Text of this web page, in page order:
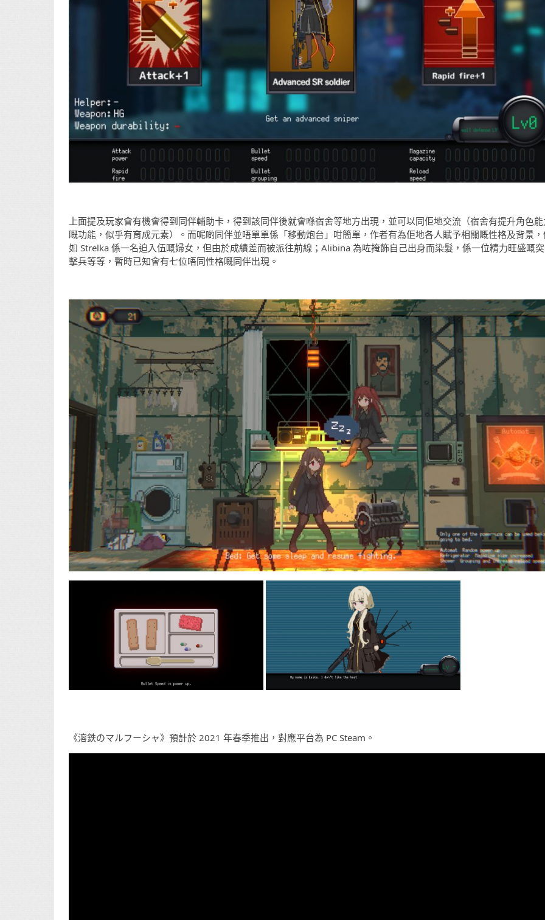
上面提及玩家會有機會得到同伴輔助卡，得到該同伴後就會喺宿舍等地方出現，並可以同佢地交流（宿舍有提升角色
嘅功能，似乎有育成元素）。而呢啲同伴並唔單單係「移動炮台」咁簡單，作者有為佢地各人賦予相關嘅性格及背景
如 Strelka 係一名迫入伍嘅婦女，但由於成績差而被派往前線；Alibina 為咗掩飾自己出身而染髮，係一位精力旺盛嘅突
擊兵等等，暫時已知會有七位唔同性格嘅同伴出現。
《溶鉄のマルフーシャ》預計於 2021 年春季推出，對應平台為 PC Steam。